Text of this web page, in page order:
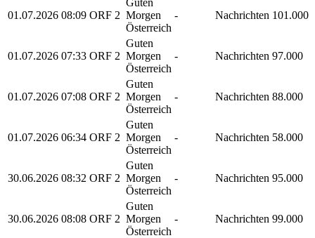
01.07.2026 08:09 ORF 2
Guten
Morgen
Österreich
- Nachrichten 101.000
01.07.2026 07:33 ORF 2
Guten
Morgen
Österreich
- Nachrichten 97.000
01.07.2026 07:08 ORF 2
Guten
Morgen
Österreich
- Nachrichten 88.000
01.07.2026 06:34 ORF 2
Guten
Morgen
Österreich
- Nachrichten 58.000
30.06.2026 08:32 ORF 2
Guten
Morgen
Österreich
- Nachrichten 95.000
30.06.2026 08:08 ORF 2
Guten
Morgen
Österreich
- Nachrichten 99.000